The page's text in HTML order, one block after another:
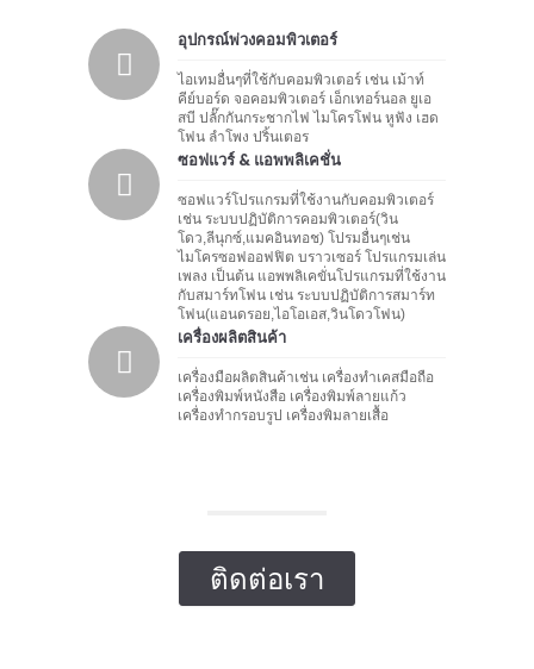
อุปกรณ์พ่วงคอมพิวเตอร์
ไอเทมอื่นๆที่ใช้กับคอมพิวเตอร์ เช่น เม้าท์
คีย์บอร์ด จอคอมพิวเตอร์ เอ็กเทอร์นอล ยูเอ
สบี ปลั๊กกันกระชากไฟ ไมโครโฟน หูฟัง เฮด
โฟน ลำโพง ปริ้นเตอร
ซอฟแวร์ & แอพพลิเคชั่น
ซอฟแวร์โปรแกรมที่ใช้งานกับคอมพิวเตอร์
เช่น ระบบปฏิบัติการคอมพิวเตอร์(วิน
โดว,ลีนุกซ์,แมคอินทอช) โปรมอื่นๆเช่น
ไมโครซอฟออฟฟิต บราวเซอร์ โปรแกรมเล่น
เพลง เป็นต้น แอพพลิเคขั่นโปรแกรมที่ใช้งาน
กับสมาร์ทโฟน เช่น ระบบปฏิบัติการสมาร์ท
โฟน(แอนดรอย,ไอโอเอส,วินโดวโฟน)
เครื่องผลิตสินค้า
เครื่องมือผลิตสินค้าเช่น เครื่องทำเคสมือถือ
เครื่องพิมพ์หนังสือ เครื่องพิมพ์ลายแก้ว
เครื่องทำกรอบรูป เครื่องพิมลายเสื้อ
ติดต่อเรา